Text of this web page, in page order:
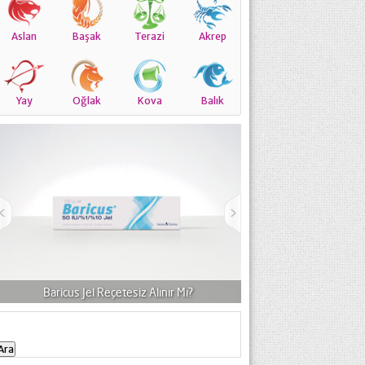
Aslan Başak Terazi Akrep
Yay Oğlak Kova Balık
Balaban Pomad Neye Yarar, Muadili, Yorumlar? Acnemix Jel
Arama: